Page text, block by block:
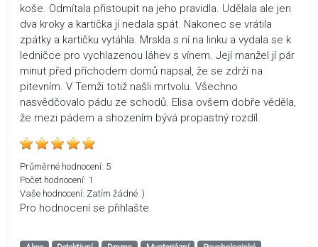
koše. Odmítala přistoupit na jeho pravidla. Udělala ale jen
dva kroky a kartička jí nedala spát. Nakonec se vrátila
zpátky a kartičku vytáhla. Mrskla s ní na linku a vydala se k
ledničce pro vychlazenou láhev s vínem. Její manžel jí pár
minut před příchodem domů napsal, že se zdrží na
pitevním. V Temži totiž našli mrtvolu. Všechno
nasvědčovalo pádu ze schodů. Elisa ovšem dobře věděla,
že mezi pádem a shozením bývá propastný rozdíl.
Průměrné hodnocení: 5
Počet hodnocení: 1
Vaše hodnocení: Zatím žádné :)
Pro hodnocení se přihlašte.